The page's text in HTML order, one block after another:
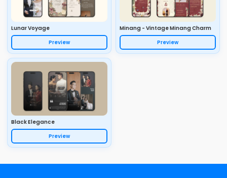
Lunar Voyage
Preview
Minang - Vintage Minang Charm
Preview
Black Elegance
Preview